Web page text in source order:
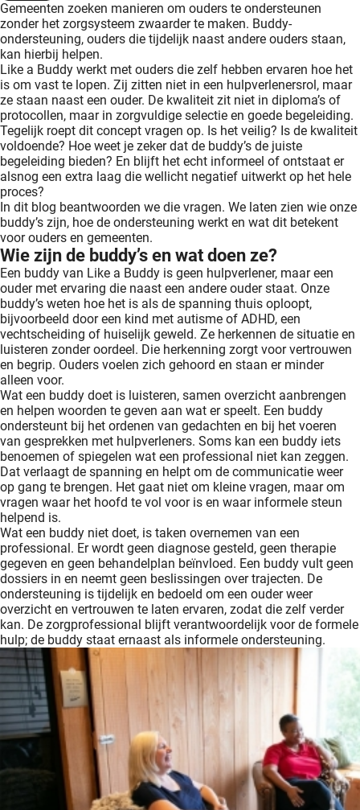
Gemeenten zoeken manieren om ouders te ondersteunen
zonder het zorgsysteem zwaarder te maken. Buddy-
ondersteuning, ouders die tijdelijk naast andere ouders staan,
kan hierbij helpen.
Like a Buddy werkt met ouders die zelf hebben ervaren hoe het
is om vast te lopen. Zij zitten niet in een hulpverlenersrol, maar
ze staan naast een ouder. De kwaliteit zit niet in diploma’s of
protocollen, maar in zorgvuldige selectie en goede begeleiding.
Tegelijk roept dit concept vragen op. Is het veilig? Is de kwaliteit
voldoende? Hoe weet je zeker dat de buddy’s de juiste
begeleiding bieden? En blijft het echt informeel of ontstaat er
alsnog een extra laag die wellicht negatief uitwerkt op het hele
proces?
In dit blog beantwoorden we die vragen. We laten zien wie onze
buddy’s zijn, hoe de ondersteuning werkt en wat dit betekent
voor ouders en gemeenten.
Wie zijn de buddy’s en wat doen ze?
Een buddy van Like a Buddy is geen hulpverlener, maar een
ouder met ervaring die naast een andere ouder staat. Onze
buddy’s weten hoe het is als de spanning thuis oploopt,
bijvoorbeeld door een kind met autisme of ADHD, een
vechtscheiding of huiselijk geweld. Ze herkennen de situatie en
luisteren zonder oordeel. Die herkenning zorgt voor vertrouwen
en begrip. Ouders voelen zich gehoord en staan er minder
alleen voor.
Wat een buddy doet is luisteren, samen overzicht aanbrengen
en helpen woorden te geven aan wat er speelt. Een buddy
ondersteunt bij het ordenen van gedachten en bij het voeren
van gesprekken met hulpverleners. Soms kan een buddy iets
benoemen of spiegelen wat een professional niet kan zeggen.
Dat verlaagt de spanning en helpt om de communicatie weer
op gang te brengen. Het gaat niet om kleine vragen, maar om
vragen waar het hoofd te vol voor is en waar informele steun
helpend is.
Wat een buddy niet doet, is taken overnemen van een
professional. Er wordt geen diagnose gesteld, geen therapie
gegeven en geen behandelplan beïnvloed. Een buddy vult geen
dossiers in en neemt geen beslissingen over trajecten. De
ondersteuning is tijdelijk en bedoeld om een ouder weer
overzicht en vertrouwen te laten ervaren, zodat die zelf verder
kan. De zorgprofessional blijft verantwoordelijk voor de formele
hulp; de buddy staat ernaast als informele ondersteuning.